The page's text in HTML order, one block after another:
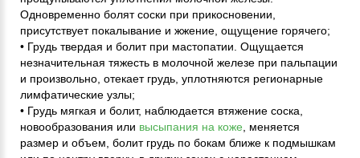
Одновременно болят соски при прикосновении,
присутствует покалывание и жжение, ощущение горячего;
• Грудь твердая и болит при мастопатии. Ощущается
незначительная тяжесть в молочной железе при пальпации
и произвольно, отекает грудь, уплотняются регионарные
лимфатические узлы;
• Грудь мягкая и болит, наблюдается втяжение соска,
новообразования или высыпания на коже , меняется
размер и объем, болит грудь по бокам ближе к подмышкам